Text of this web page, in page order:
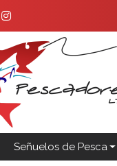
Señuelos de Pesca